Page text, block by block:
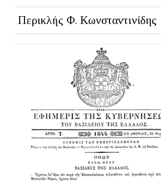
Περικλής Φ. Κωνσταντινίδης